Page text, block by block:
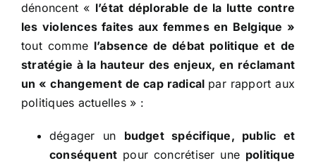
dénoncent « l’état déplorable de la lutte contre
les violences faites aux femmes en Belgique »
tout comme l’absence de débat politique et de
stratégie à la hauteur des enjeux, en réclamant
un « changement de cap radical par rapport aux
politiques actuelles » :
dégager un budget spécifique, public et
conséquent pour concrétiser une politique